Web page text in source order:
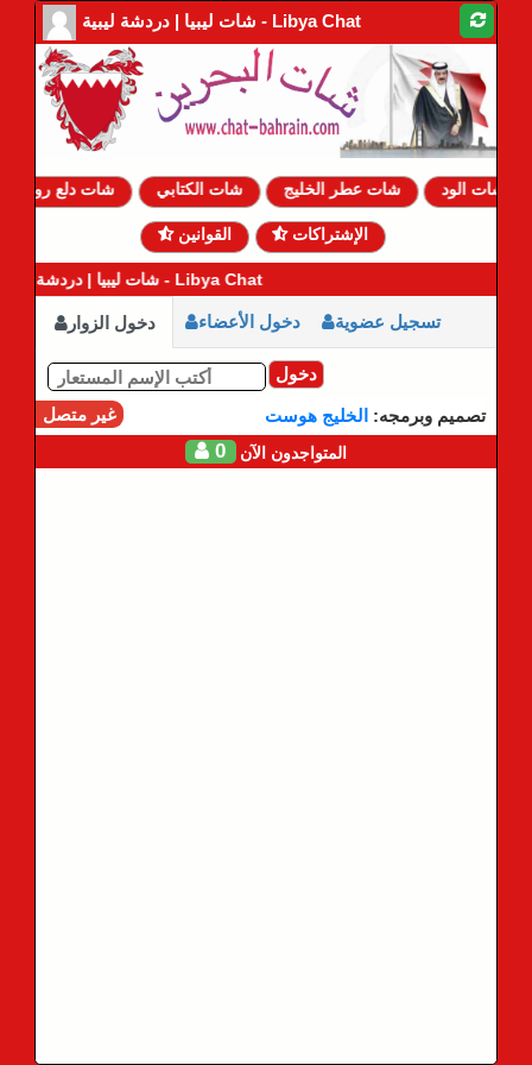
شات ليبيا | دردشة ليبية - Libya Chat
شات دلع روحي شات الكتابي شات عطر الخليج شات الود
القوانين الإشتراكات
شات ليبيا | دردشة ليبية - Libya Chat
دخول الزوار دخول الأعضاء تسجيل عضوية
دخول
غير متصل
تصميم وبرمجه: الخليج هوست
0 المتواجدون الآن